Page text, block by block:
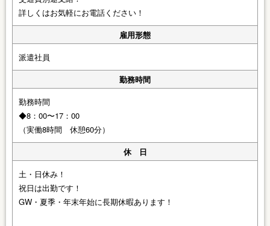
詳しくはお気軽にお電話ください！
雇用形態
派遣社員
勤務時間
勤務時間
◆8：00〜17：00
（実働8時間 休憩60分）
休 日
土・日休み！
祝日は出勤です！
GW・夏季・年末年始に長期休暇あります！